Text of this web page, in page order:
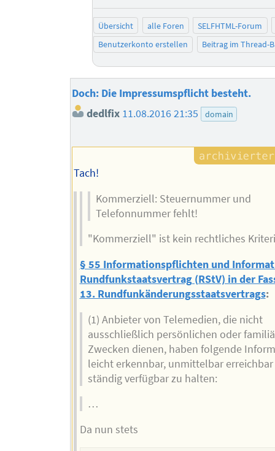
Übersicht alle Foren
SELFHTML-Forum
Benutzerkonto erstellen
Beitrag im Thread-
Doch: Die Impressumspflicht besteht.
dedlfix 11.08.2016 21:35 domain
Tach!
Kommerziell: Steuernummer und
Telefonnummer fehlt!
"Kommerziell" ist kein rechtliches
§ 55 Informationspflichten und
Rundfunkstaatsvertrag (RStV) in der
13. Rundfunkänderungsstaatsvertrags:
(1) Anbieter von Telemedien, die nicht
ausschließlich persönlichen oder
Zwecken dienen, haben folgende
leicht erkennbar, unmittelbar
ständig verfügbar zu halten:
…
Da nun stets